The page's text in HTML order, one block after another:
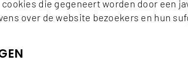
die gegeneert worden door een
over de website bezoekers en hun